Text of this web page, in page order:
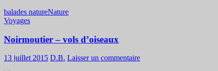
balades natureNature
Voyages
Noirmoutier – vols d’oiseaux
13 juillet 2015 D.B. Laisser un commentaire